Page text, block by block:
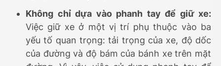
Không chỉ dựa vào phanh tay để giữ xe:
Việc giữ xe ở một vị trí phụ thuộc vào ba
yếu tố quan trọng: tải trọng của xe, độ dốc
của đường và độ bám của bánh xe trên mặt